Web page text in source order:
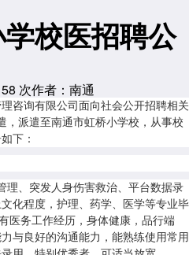
校医招聘公
58 次作者：南通
咨询有限公司面向社会公开招聘相关
，派遣至南通市虹桥小学校，从事校
下：
理、突发人身伤害救治、平台数据录
化程度，护理、药学、医学等专业毕
医务工作经历，身体健康，品行端
与良好的沟通能力，能熟练使用常用